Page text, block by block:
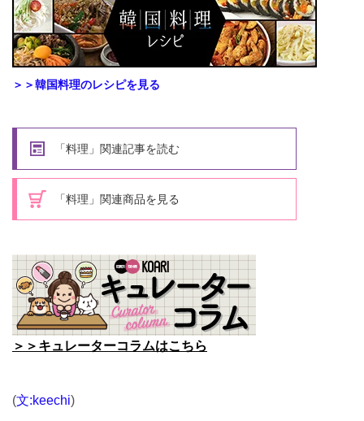
＞＞韓国料理のレシピを見る
「料理」関連記事を読む
「料理」関連商品を見る
＞＞キュレーターコラムはこちら
(文:keechi)